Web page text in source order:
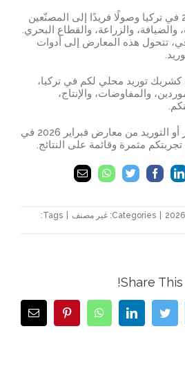
تمنح معارض فبراير 2026 في تركيا وصولًا فريدًا إلى المصنّعين
والزراعة، والقطاع البحري.
تتحول هذه المعارض إلى أدوات
كشريك توريد محلي لكم في تركيا،
والمفاوضات، والإنتاج،
إذا كنتم تخططون لحضور أو التوريد من معارض فبراير 2026 في
تجربتكم مثمرة وقائمة على النتائج.
Categories: غير مصنف
Tags:
Share
Twitter
LinkedIn
WhatsApp
Pinterest
Email